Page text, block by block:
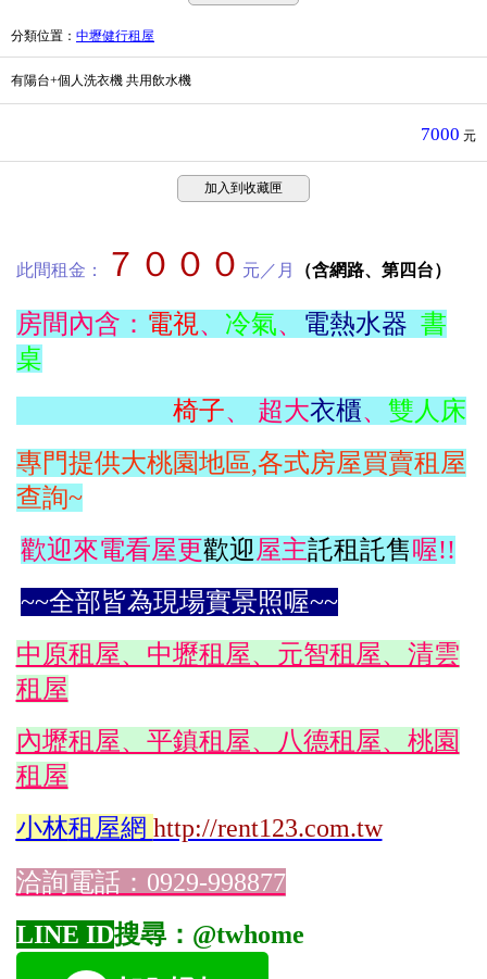
分類位置 ： 中壢健行租屋
有陽台+個人洗衣機 共用飲水機
7000 元
加入到收藏匣
此間租金： ７０００ 元／月 （含網路、第四台）
房間內含： 電視、 冷氣、 電熱水器 書
桌
椅子、 超大衣櫃、 雙人床
專門提供大桃園地區,各式房屋買賣租屋
查詢~
歡迎來電看屋更歡迎屋主託租託售喔!!
~~全部皆為現場實景照喔~~
中原租屋、中壢租屋、元智租屋、清雲
租屋
內壢租屋、平鎮租屋、八德租屋、桃園
租屋
小林租屋網 http://rent123.com.tw
洽詢電話：0929-998877
LINE ID搜尋：@twhome